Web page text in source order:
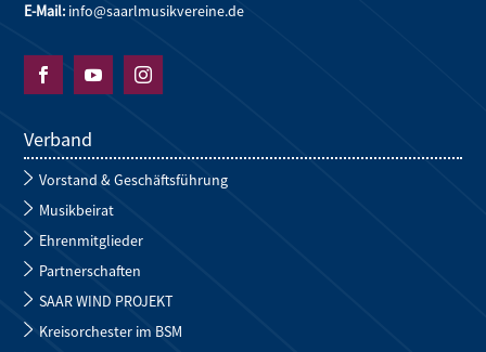
E-Mail: info@saarlmusikvereine.de
  
Verband
Vorstand & Geschäftsführung
Musikbeirat
Ehrenmitglieder
Partnerschaften
SAAR WIND PROJEKT
Kreisorchester im BSM